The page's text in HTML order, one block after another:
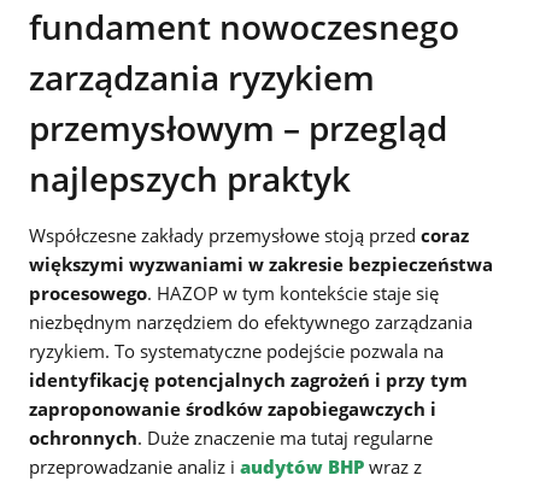
fundament nowoczesnego
zarządzania ryzykiem
przemysłowym – przegląd
najlepszych praktyk
Współczesne zakłady przemysłowe stoją przed coraz
większymi wyzwaniami w zakresie bezpieczeństwa
procesowego. HAZOP w tym kontekście staje się
niezbędnym narzędziem do efektywnego zarządzania
ryzykiem. To systematyczne podejście pozwala na
identyfikację potencjalnych zagrożeń i przy tym
zaproponowanie środków zapobiegawczych i
ochronnych. Duże znaczenie ma tutaj regularne
przeprowadzanie analiz i audytów BHP wraz z